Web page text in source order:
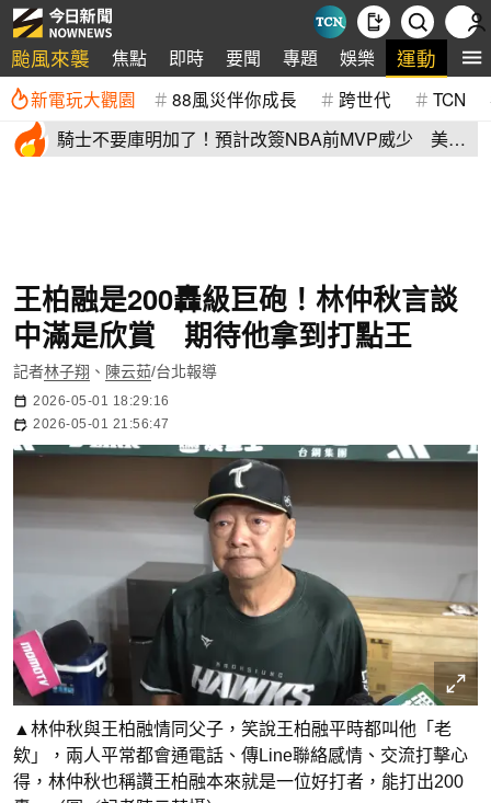
颱風來襲 焦點 即時 要聞 專題 娛樂 運動 全
新電玩大觀園 88風災伴你成長 跨世代 TCN
騎士不要庫明加了！預計改簽NBA前MVP威少 美
王柏融是200轟級巨砲！林仲秋言談
中滿是欣賞 期待他拿到打點王
記者林子翔 、 陳云茹/台北報導
2026-05-01 18:29:16
2026-05-01 21:56:47
▲林仲秋與王柏融情同父子，笑說王柏融平時都叫他「老
欸」，兩人平常都會通電話、傳Line聯絡感情、交流打擊心
得，林仲秋也稱讚王柏融本來就是一位好打者，能打出200